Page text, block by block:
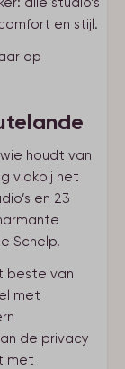
en stijl.
op
houdt van
vlakbij het
en 23
Schelp.
beste van
met
de privacy
met